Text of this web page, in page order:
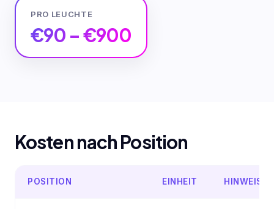
PRO LEUCHTE
€90 – €900
Kosten nach Position
POSITION EINHEIT HINWEIS